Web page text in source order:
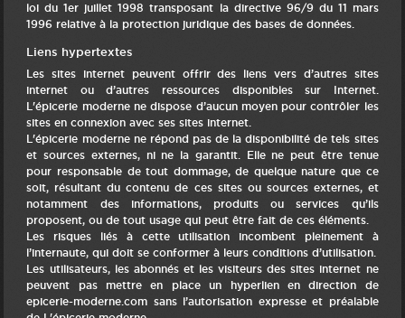
loi du 1er juillet 1998 transposant la directive 96/9 du 11 mars
1996 relative à la protection juridique des bases de données.
Liens hypertextes
Les sites internet peuvent offrir des liens vers d’autres sites
internet ou d’autres ressources disponibles sur Internet.
L'épicerie moderne ne dispose d’aucun moyen pour contrôler les
sites en connexion avec ses sites internet.
L'épicerie moderne ne répond pas de la disponibilité de tels sites
et sources externes, ni ne la garantit. Elle ne peut être tenue
pour responsable de tout dommage, de quelque nature que ce
soit, résultant du contenu de ces sites ou sources externes, et
notamment des informations, produits ou services qu’ils
proposent, ou de tout usage qui peut être fait de ces éléments.
Les risques liés à cette utilisation incombent pleinement à
l’internaute, qui doit se conformer à leurs conditions d’utilisation.
Les utilisateurs, les abonnés et les visiteurs des sites internet ne
peuvent pas mettre en place un hyperlien en direction de
epicerie-moderne.com sans l’autorisation expresse et préalable